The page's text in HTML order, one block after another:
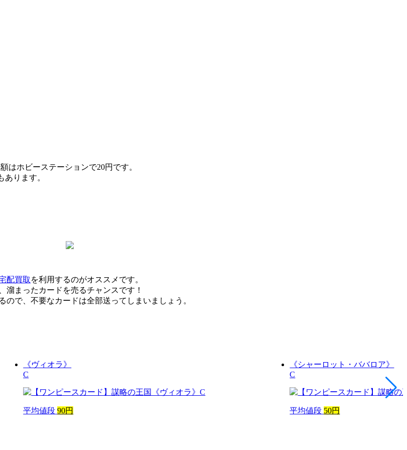
はホビーステーションで20円です。
あります。
配買取 を利用するのがオススメです。
まったカードを売るチャンスです！
で、不要なカードは全部送ってしまいましょう。
《ヴィオラ》
C
平均値段 90円
《シャーロット・ババロア》
C
平均値段 50円